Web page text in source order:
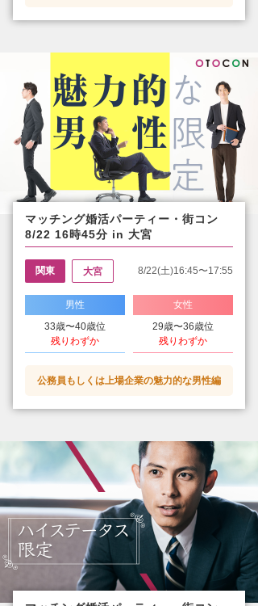
マッチング婚活パーティー・街コン
8/22 16時45分 in 大宮
関東 大宮 8/22(土)16:45〜17:55
男性
33歳〜40歳位
残りわずか
女性
29歳〜36歳位
残りわずか
公務員もしくは上場企業の魅力的な男性編